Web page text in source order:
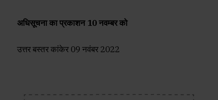
अधिसूचना का प्रकाशन 10 नवम्बर को
उत्तर बस्तर कांकेर 09 नवंबर 2022